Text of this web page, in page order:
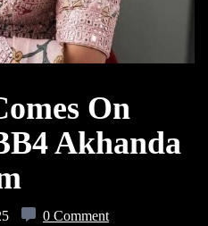
On
Akhanda
0 Comment